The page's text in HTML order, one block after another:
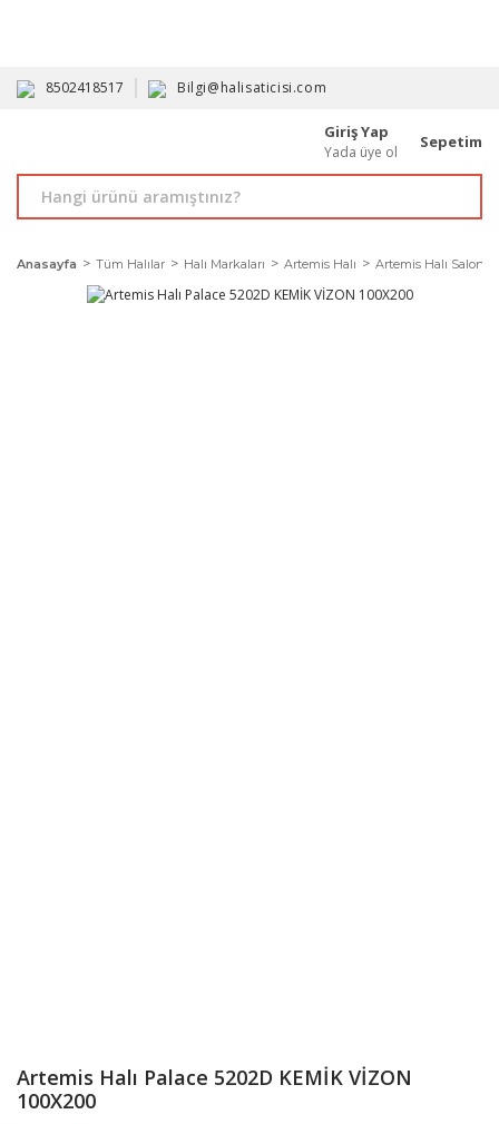
8502418517 Bilgi@halisaticisi.com
Giriş Yap
Yada üye ol
Sepetim
Anasayfa Tüm Halılar Halı Markaları Artemis Halı Artemis Halı Salon
Artemis Halı Palace 5202D KEMİK VİZON
100X200